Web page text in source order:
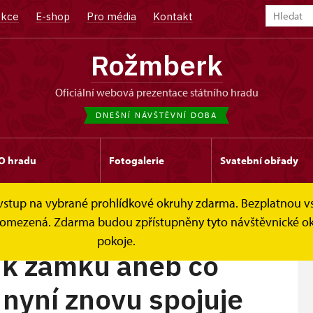
E-shop Pro média Kontakt
Rožmberk
oficiální webová prezentace státního hradu
DNEŠNÍ NÁVŠTĚVNÍ DOBA
hradu Fotogalerie Svatební obřady
na vybrané prohlídkové okruhy zdarma. Bezplatnou
Zdarma budou zpřístupněny tyto návštěvnické
pokoje.
aneb co doba...
zámku aneb co
znovu spojuje